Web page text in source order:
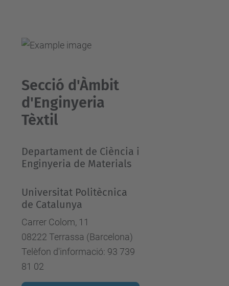
Secció d'Àmbit
d'Enginyeria
Tèxtil
Departament de Ciència i
Enginyeria de Materials
Universitat Politècnica
de Catalunya
Carrer Colom, 11
08222 Terrassa (Barcelona)
Telèfon d'informació: 93 739
81 02